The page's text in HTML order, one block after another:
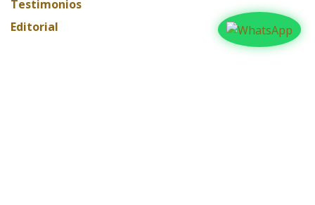
Testimonios
Editorial